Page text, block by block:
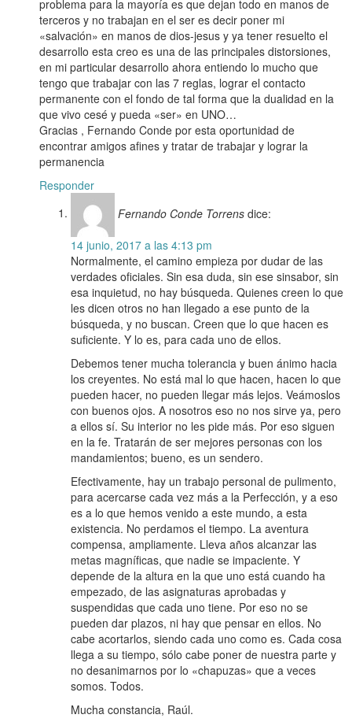
problema para la mayoría es que dejan todo en manos de
terceros y no trabajan en el ser es decir poner mi
«salvación» en manos de dios-jesus y ya tener resuelto el
desarrollo esta creo es una de las principales distorsiones,
en mi particular desarrollo ahora entiendo lo mucho que
tengo que trabajar con las 7 reglas, lograr el contacto
permanente con el fondo de tal forma que la dualidad en la
que vivo cesé y pueda «ser» en UNO…
Gracias , Fernando Conde por esta oportunidad de
encontrar amigos afines y tratar de trabajar y lograr la
permanencia
Responder
Fernando Conde Torrens dice:
14 junio, 2017 a las 4:13 pm
Normalmente, el camino empieza por dudar de las
verdades oficiales. Sin esa duda, sin ese sinsabor, sin
esa inquietud, no hay búsqueda. Quienes creen lo que
les dicen otros no han llegado a ese punto de la
búsqueda, y no buscan. Creen que lo que hacen es
suficiente. Y lo es, para cada uno de ellos.
Debemos tener mucha tolerancia y buen ánimo hacia
los creyentes. No está mal lo que hacen, hacen lo que
pueden hacer, no pueden llegar más lejos. Veámoslos
con buenos ojos. A nosotros eso no nos sirve ya, pero
a ellos sí. Su interior no les pide más. Por eso siguen
en la fe. Tratarán de ser mejores personas con los
mandamientos; bueno, es un sendero.
Efectivamente, hay un trabajo personal de pulimento,
para acercarse cada vez más a la Perfección, y a eso
es a lo que hemos venido a este mundo, a esta
existencia. No perdamos el tiempo. La aventura
compensa, ampliamente. Lleva años alcanzar las
metas magníficas, que nadie se impaciente. Y
depende de la altura en la que uno está cuando ha
empezado, de las asignaturas aprobadas y
suspendidas que cada uno tiene. Por eso no se
pueden dar plazos, ni hay que pensar en ellos. No
cabe acortarlos, siendo cada uno como es. Cada cosa
llega a su tiempo, sólo cabe poner de nuestra parte y
no desanimarnos por lo «chapuzas» que a veces
somos. Todos.
Mucha constancia, Raúl.